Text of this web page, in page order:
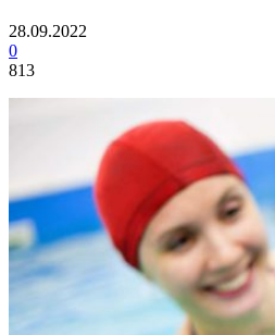
28.09.2022
0
813